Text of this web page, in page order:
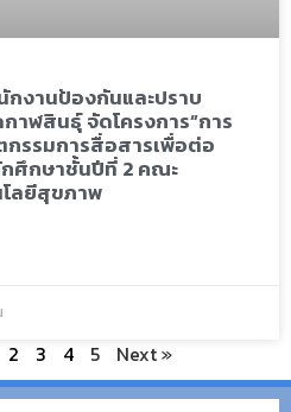
งานป้องกันและปราบ
าฬสินธุ์ จัดโครงการ”การ
รรมการสื่อสารเพื่อต่อ
ศึกษาชั้นปีที่ 2 คณะ
โลยีสุขภาพ
2 3 4 5 Next »